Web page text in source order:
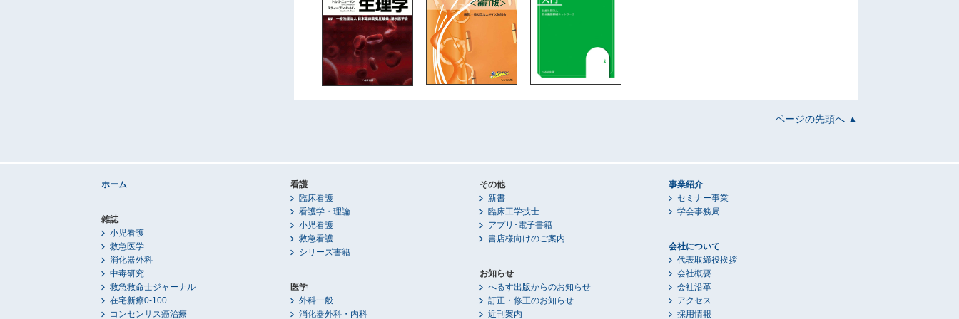
ページの先頭へ ▲
ホーム
雑誌
小児看護
救急医学
消化器外科
中毒研究
救急救命士ジャーナル
在宅新療0-100
コンセンサス癌治療
看護
臨床看護
看護学・理論
小児看護
救急看護
シリーズ書籍
医学
外科一般
消化器外科・内科
その他
新書
臨床工学技士
アプリ･電子書籍
書店様向けのご案内
お知らせ
へるす出版からのお知らせ
訂正・修正のお知らせ
近刊案内
事業紹介
セミナー事業
学会事務局
会社について
代表取締役挨拶
会社概要
会社沿革
アクセス
採用情報